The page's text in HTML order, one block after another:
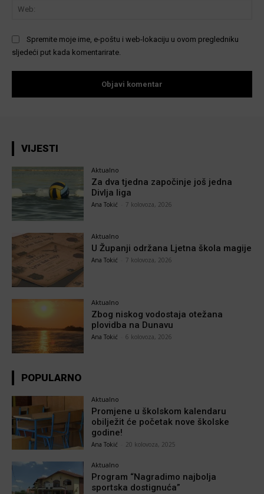
Spremite moje ime, e-poštu i web-lokaciju u ovom pregledniku
sljedeći put kada komentarirate.
VIJESTI
Aktualno
Za dva tjedna započinje još jedna
Divlja liga
Ana Tokić 7 kolovoza, 2026
Aktualno
U Županji održana Ljetna škola magije
Ana Tokić 7 kolovoza, 2026
Aktualno
Zbog niskog vodostaja otežana
plovidba na Dunavu
Ana Tokić 6 kolovoza, 2026
POPULARNO
Aktualno
Promjene u školskom kalendaru
obilježit će početak nove školske
godine!
Ana Tokić 20 kolovoza, 2025
Aktualno
Program “Nagradimo najbolja
sportska dostignuća”